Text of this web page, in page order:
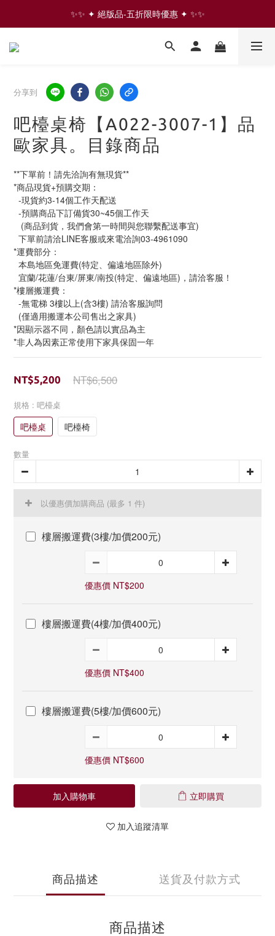
✨✨ ✦ 絕版品-五折限時優惠 ✦ ✨✨
✨✨ ✦ 絕版品-五折限時優惠 ✦ ✨✨
⇩ 往下滑 看更多家具商品  ⇩
分享到
吧檯桌椅【A022-3007-1】品
歐家具。目錄商品
**下單前！請先洽詢有無現貨**
*商品現貨+預購交期：
  -現貨約3-14個工作天配送
  -預購商品下訂備貨30~45個工作天
   (商品到貨，我們會第一時間與您聯繫配送事宜)
  下單前請洽LINE客服或來電洽詢03-4961090
*運費部分：
  本島地區免運費(特定、偏遠地區除外)
  宜蘭/花蓮/台東/屏東/南投(特定、偏遠地區)，請洽客服！
*樓層搬運費：
  -無電梯 3樓以上(含3樓) 請洽客服詢問
  (僅適用搬運本公司售出之家具)
*因顯示器不同，顏色請以實品為主
*非人為因素正常使用下家具保固一年
NT$6,500
NT$5,200
規格 : 吧檯桌
吧檯桌 吧檯椅
數量
以優惠價加購商品 (最多 1 件)
樓層搬運費(3樓/加價200元)
優惠價 NT$200
樓層搬運費(4樓/加價400元)
優惠價 NT$400
樓層搬運費(5樓/加價600元)
優惠價 NT$600
加入購物車 立即購買
加入追蹤清單
商品描述 送貨及付款方式
商品描述